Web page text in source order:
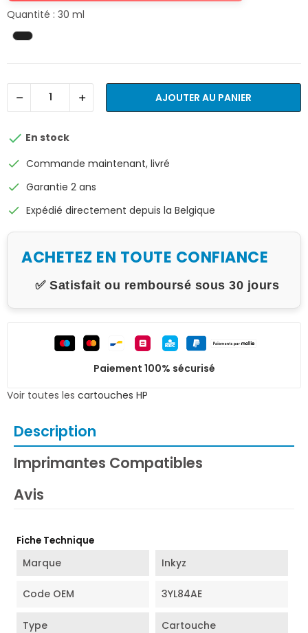
Quantité : 30 ml
AJOUTER AU PANIER
 En stock
check Commande maintenant, livré
check Garantie 2 ans
check Expédié directement depuis la Belgique
ACHETEZ EN TOUTE CONFIANCE
✅ Satisfait ou remboursé sous 30 jours
Paiement 100% sécurisé
Voir toutes les cartouches HP
Description
Imprimantes Compatibles
Avis
Fiche Technique
Marque Inkyz
Code OEM 3YL84AE
Type Cartouche